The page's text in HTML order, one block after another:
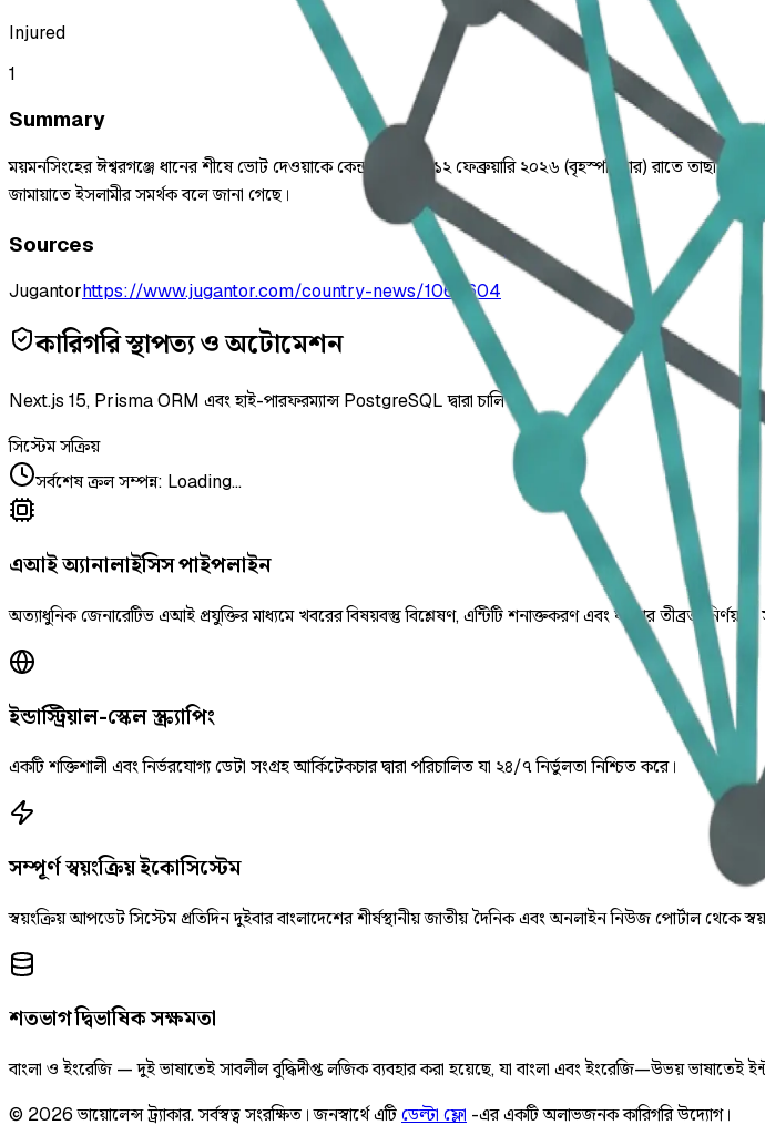
Injured
1
Summary
ময়মনসিংহের ঈশ্বরগঞ্জে ধানের শীষে ভোট দেওয়াকে কেন্দ্র করে গত ১২ ফেব্রুয়ারি ২০২৬ (বৃহস্পতিবার) রাতে তাছলিমা
জামায়াতে ইসলামীর সমর্থক বলে জানা গেছে।
Sources
Jugantorhttps://www.jugantor.com/country-news/1066604
কারিগরি স্থাপত্য ও অটোমেশন
Next.js 15, Prisma ORM এবং হাই-পারফরম্যান্স PostgreSQL দ্বারা চালিত।
সিস্টেম সক্রিয়
সর্বশেষ ক্রল সম্পন্ন: Loading...
এআই অ্যানালাইসিস পাইপলাইন
অত্যাধুনিক জেনারেটিভ এআই প্রযুক্তির মাধ্যমে খবরের বিষয়বস্তু বিশ্লেষণ, এন্টিটি শনাক্তকরণ এবং ঘটনার তীব্রতা নির্ণয় যা
ইন্ডাস্ট্রিয়াল-স্কেল স্ক্র্যাপিং
একটি শক্তিশালী এবং নির্ভরযোগ্য ডেটা সংগ্রহ আর্কিটেকচার দ্বারা পরিচালিত যা ২৪/৭ নির্ভুলতা নিশ্চিত করে।
সম্পূর্ণ স্বয়ংক্রিয় ইকোসিস্টেম
স্বয়ংক্রিয় আপডেট সিস্টেম প্রতিদিন দুইবার বাংলাদেশের শীর্ষস্থানীয় জাতীয় দৈনিক এবং অনলাইন নিউজ পোর্টাল
শতভাগ দ্বিভাষিক সক্ষমতা
বাংলা ও ইংরেজি — দুই ভাষাতেই সাবলীল বুদ্ধিদীপ্ত লজিক ব্যবহার করা হয়েছে, যা বাংলা এবং ইংরেজি—উভয় ভাষাতেই
© 2026 ভায়োলেন্স ট্র্যাকার.সর্বস্বত্ব সংরক্ষিত। জনস্বার্থে এটিডেল্টা ফ্লো -এর একটি অলাভজনক কারিগরি উদ্যোগ।